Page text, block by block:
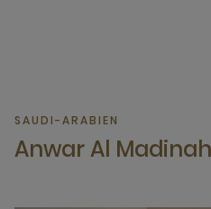
SAUDI-ARABIEN
Anwar Al